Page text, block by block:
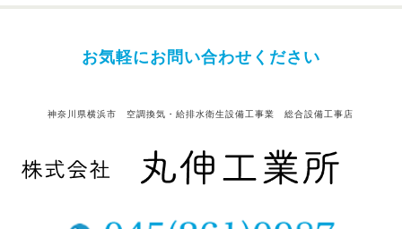
お気軽にお問い合わせください
神奈川県横浜市 空調換気・給排水衛生設備工事業 総合設備工事店